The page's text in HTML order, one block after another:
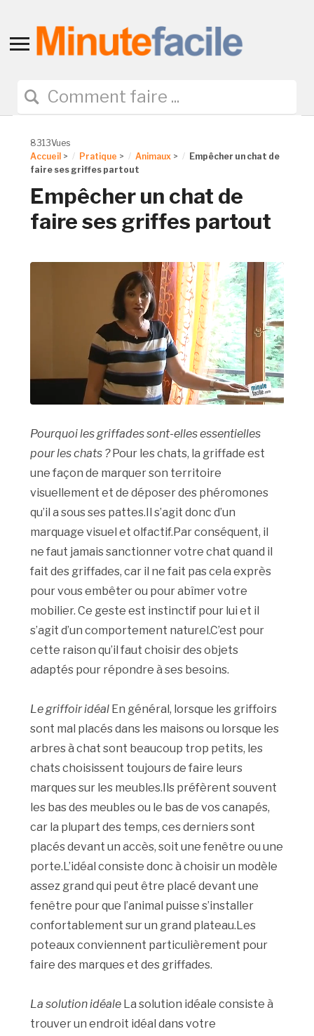
Toggle
navigation
8313Vues
Accueil > Pratique > Animaux >
Empêcher un chat de
faire ses griffes partout
Empêcher un chat de
faire ses griffes partout
Pourquoi les griffades sont-elles essentielles
pour les chats ?Pour les chats, la griffade est
une façon de marquer son territoire
visuellement et de déposer des phéromones
qu’il a sous ses pattes.Il s’agit donc d’un
marquage visuel et olfactif.Par conséquent, il
ne faut jamais sanctionner votre chat quand il
fait des griffades, car il ne fait pas cela exprès
pour vous embêter ou pour abîmer votre
mobilier. Ce geste est instinctif pour lui et il
s’agit d’un comportement naturel.C’est pour
cette raison qu’il faut choisir des objets
adaptés pour répondre à ses besoins.
Le griffoir idéal En général, lorsque les griffoirs
sont mal placés dans les maisons ou lorsque les
arbres à chat sont beaucoup trop petits, les
chats choisissent toujours de faire leurs
marques sur les meubles.Ils préfèrent souvent
les bas des meubles ou le bas de vos canapés,
car la plupart des temps, ces derniers sont
placés devant un accès, soit une fenêtre ou une
porte.L’idéal consiste donc à choisir un modèle
assez grand qui peut être placé devant une
fenêtre pour que l’animal puisse s’installer
confortablement sur un grand plateau.Les
poteaux conviennent particulièrement pour
faire des marques et des griffades.
La solution idéale La solution idéale consiste à
trouver un endroit idéal dans votre